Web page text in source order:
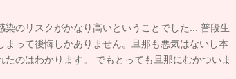
のリスクがかなり高いということでした... 普段生
って後悔しかありません。旦那も悪気はないし本
のはわかります。 でもとっても旦那にむかついま